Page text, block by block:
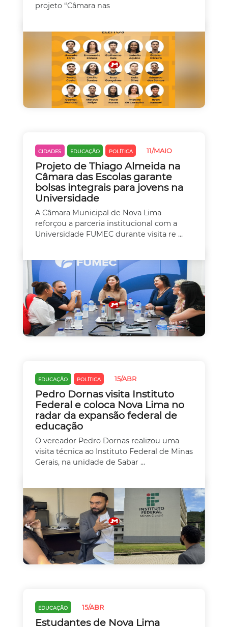
projeto “Câmara nas
CIDADES EDUCAÇÃO POLÍTICA 11/MAIO
Projeto de Thiago Almeida na
Câmara das Escolas garante
bolsas integrais para jovens na
Universidade
A Câmara Municipal de Nova Lima
reforçou a parceria institucional com a
Universidade FUMEC durante visita re ...
EDUCAÇÃO POLÍTICA 15/ABR
Pedro Dornas visita Instituto
Federal e coloca Nova Lima no
radar da expansão federal de
educação
O vereador Pedro Dornas realizou uma
visita técnica ao Instituto Federal de Minas
Gerais, na unidade de Sabar ...
EDUCAÇÃO 15/ABR
Estudantes de Nova Lima